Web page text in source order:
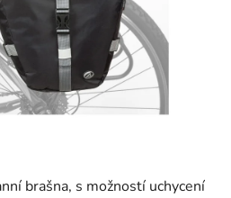
brašna, s možností uchycení